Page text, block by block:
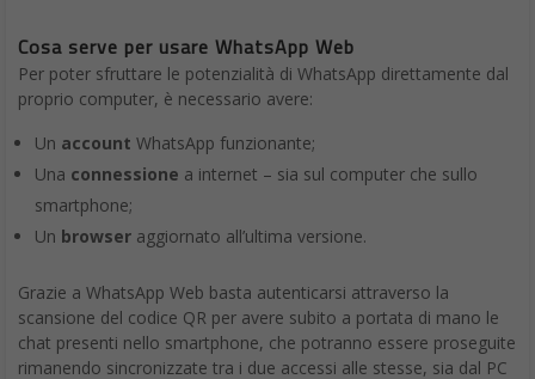
ApriWhatsApp sul telefono:
Android:Altre opzioni>WhatsApp Web
iPhone: tocca Impostazioni>WhatsApp
Web/Desktop
Seleziona la casella di spunta accanto aResta
connessonella schermata del codice QR sul computer o su
Portal per mantenere la connessione con il dispositivo.
computer o su Portal. Se sei connesso a un altro dispositivo
mentre cerchi di eseguire la scansione del codice QR, tocca:
Android:Inquadra il codice QR